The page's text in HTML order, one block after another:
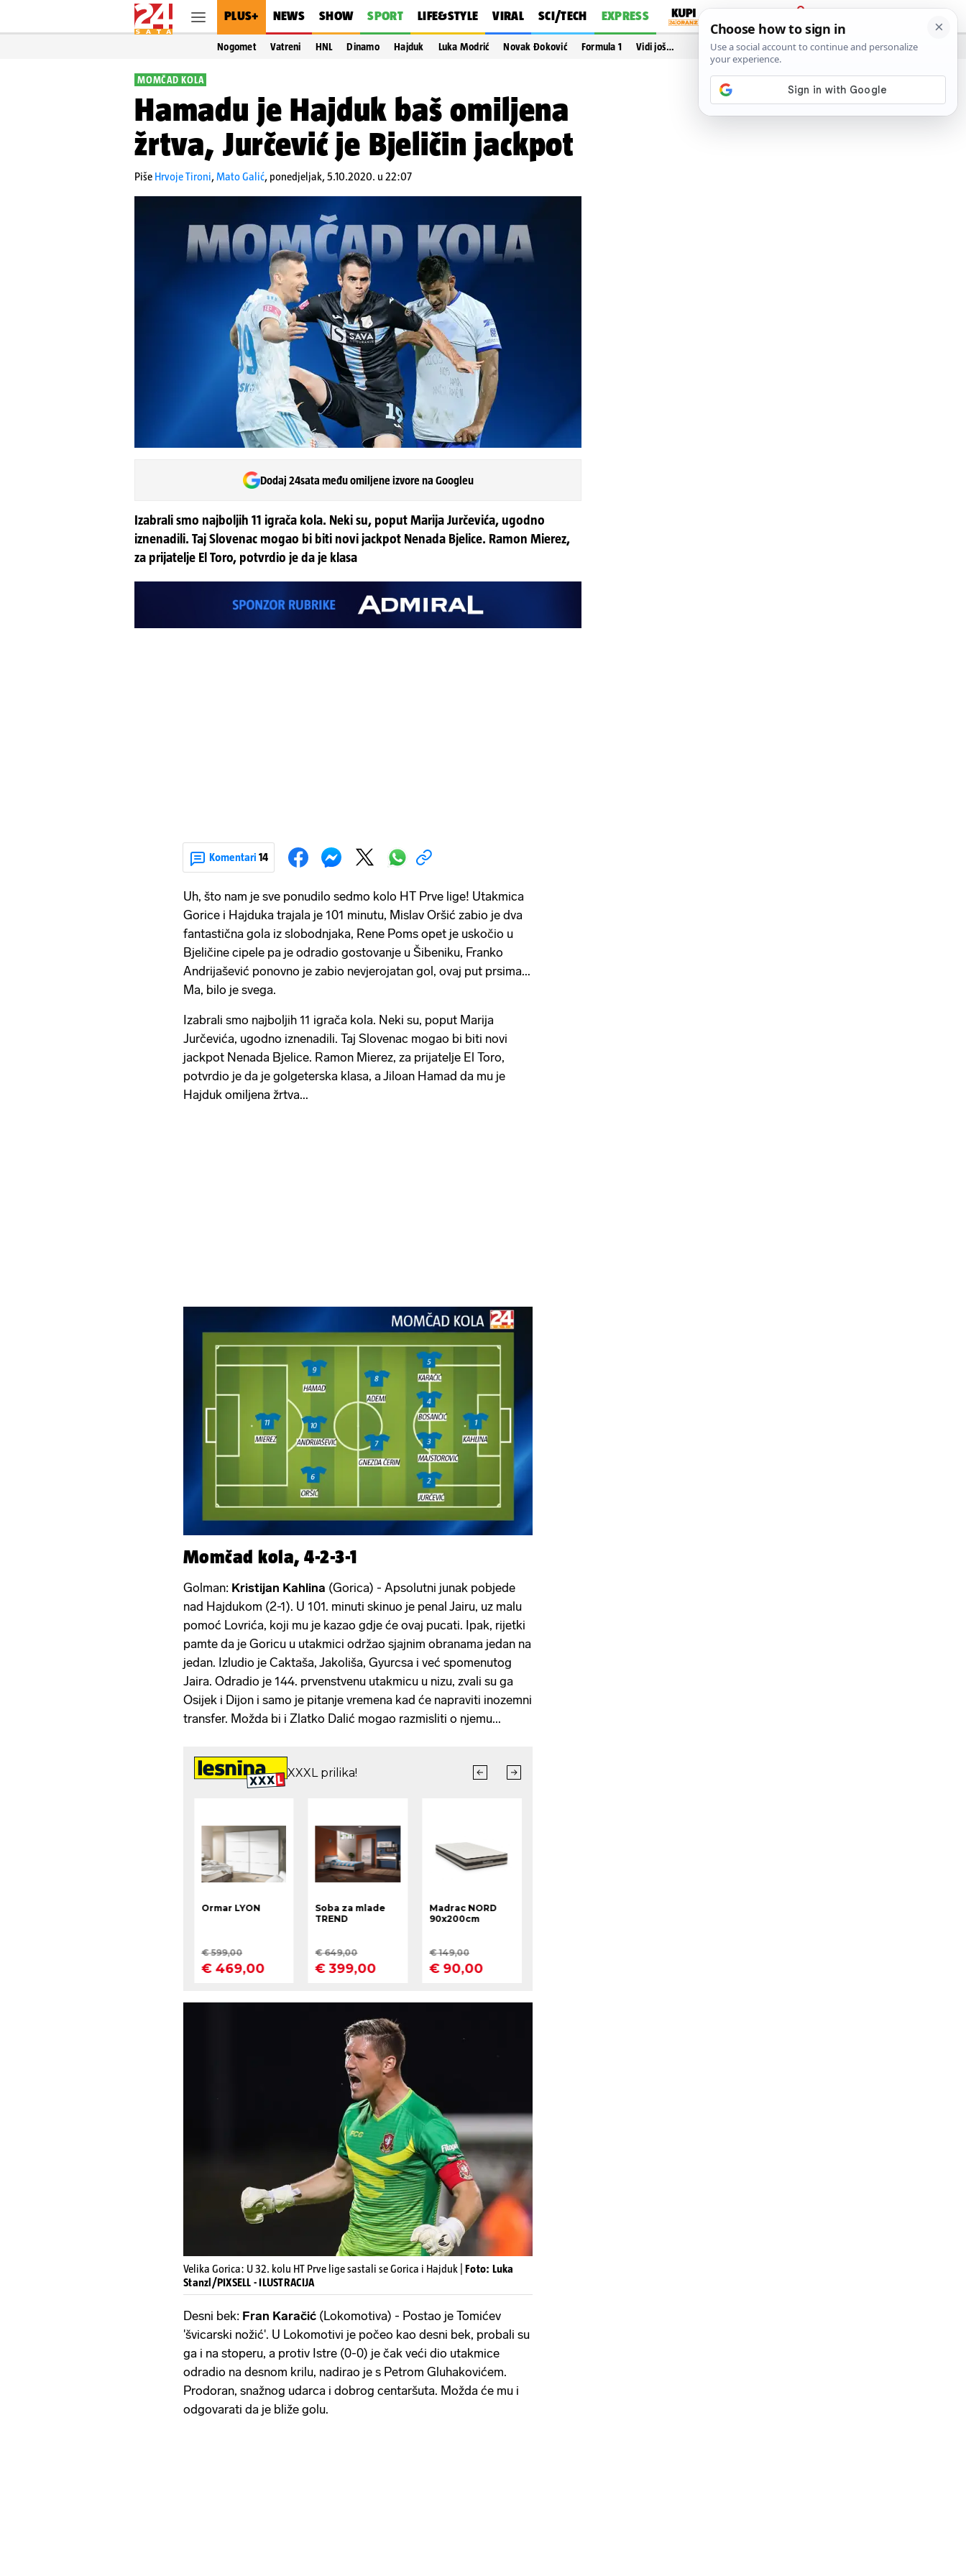
PLUS+ NEWS SHOW SPORT LIFE&STYLE VIRAL SCI/TECH EXPRESS
PRIJAVA
Nogomet Vatreni HNL Dinamo Hajduk Luka Modrić Novak Đoković Formula 1 Vidi još…
MOMČAD KOLA
Hamadu je Hajduk baš omiljena
žrtva, Jurčević je Bjeličin jackpot
Piše Hrvoje Tironi,Mato Galić, ponedjeljak, 5.10.2020. u 22:07
Dodaj 24sata među omiljene izvore na Googleu
Izabrali smo najboljih 11 igrača kola. Neki su, poput Marija Jurčevića, ugodno
iznenadili. Taj Slovenac mogao bi biti novi jackpot Nenada Bjelice. Ramon Mierez,
za prijatelje El Toro, potvrdio je da je klasa
Komentari 14
Uh, što nam je sve ponudilo sedmo kolo HT Prve lige! Utakmica
Gorice i Hajduka trajala je 101 minutu, Mislav Oršić zabio je dva
fantastična gola iz slobodnjaka, Rene Poms opet je uskočio u
Bjeličine cipele pa je odradio gostovanje u Šibeniku, Franko
Andrijašević ponovno je zabio nevjerojatan gol, ovaj put prsima...
Ma, bilo je svega.
Izabrali smo najboljih 11 igrača kola. Neki su, poput Marija
Jurčevića, ugodno iznenadili. Taj Slovenac mogao bi biti novi
jackpot Nenada Bjelice. Ramon Mierez, za prijatelje El Toro,
potvrdio je da je golgeterska klasa, a Jiloan Hamad da mu je
Hajduk omiljena žrtva...
Momčad kola, 4-2-3-1
Golman: Kristijan Kahlina (Gorica) - Apsolutni junak pobjede
nad Hajdukom (2-1). U 101. minuti skinuo je penal Jairu, uz malu
pomoć Lovrića, koji mu je kazao gdje će ovaj pucati. Ipak, rijetki
pamte da je Goricu u utakmici održao sjajnim obranama jedan na
jedan. Izludio je Caktaša, Jakoliša, Gyurcsa i već spomenutog
Jaira. Odradio je 144. prvenstvenu utakmicu u nizu, zvali su ga
Osijek i Dijon i samo je pitanje vremena kad će napraviti inozemni
transfer. Možda bi i Zlatko Dalić mogao razmisliti o njemu...
Velika Gorica: U 32. kolu HT Prve lige sastali se Gorica i Hajduk | Foto: Luka
Stanzl/PIXSELL - ILUSTRACIJA
Desni bek: Fran Karačić (Lokomotiva) - Postao je Tomićev
'švicarski nožić'. U Lokomotivi je počeo kao desni bek, probali su
ga i na stoperu, a protiv Istre (0-0) je čak veći dio utakmice
odradio na desnom krilu, nadirao je s Petrom Gluhakovićem.
Prodoran, snažnog udarca i dobrog centaršuta. Možda će mu i
odgovarati da je bliže golu.